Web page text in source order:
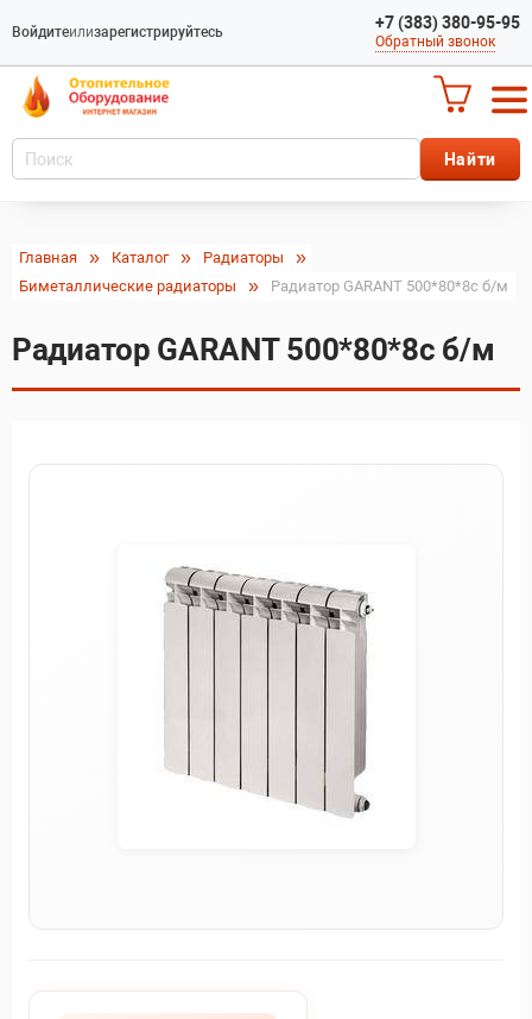
Войдитеилизарегистрируйтесь +7 (383) 380-95-95
Обратный звонок
Главная Каталог
Радиаторы
Биметаллические радиаторы
Радиатор GARANT 500*80*8c б/м
Радиатор GARANT 500*80*8c б/м